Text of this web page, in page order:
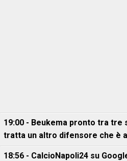
19:00 - Beukema pronto tra tre
tratta un altro difensore che è
18:56 - CalcioNapoli24 su